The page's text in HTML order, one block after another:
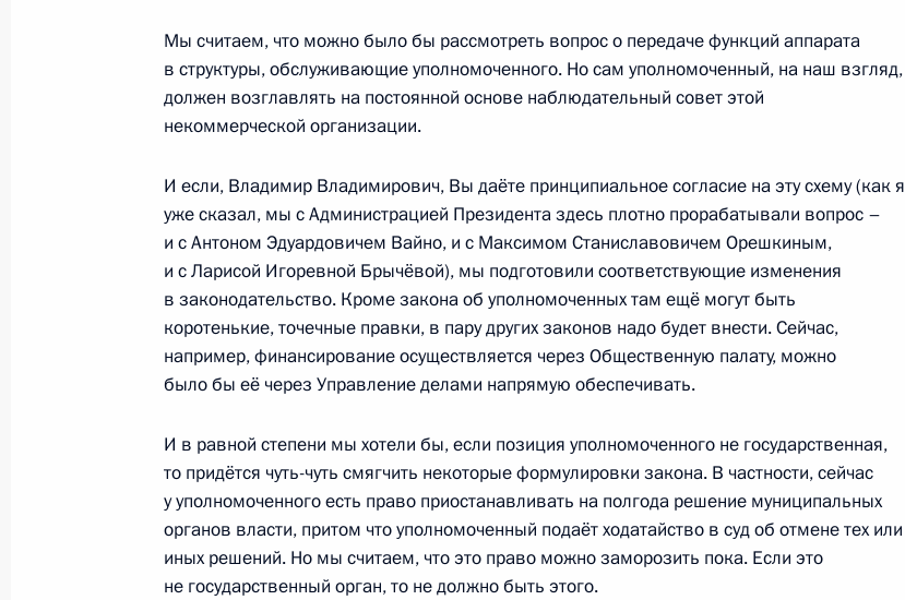
28 мая 2026 года, 19:50
российско-казахстанских переговоров
28 мая 2026 года, 12:30 Астана
Российско-казахстанские переговоры
28 мая 2026 года, 12:15 Астана
Видеообращение к участникам Международного форума
по безопасности
28 мая 2026 года, 10:00
Мы считаем, что можно было бы рассмотреть вопрос о передаче функций аппарата
в структуры, обслуживающие уполномоченного. Но сам уполномоченный, на наш взгляд,
должен возглавлять на постоянной основе наблюдательный совет этой
некоммерческой организации.
И если, Владимир Владимирович, Вы даёте принципиальное согласие на эту схему (как я
уже сказал, мы с Администрацией Президента здесь плотно прорабатывали вопрос –
и с Антоном Эдуардовичем Вайно, и с Максимом Станиславовичем Орешкиным,
и с Ларисой Игоревной Брычёвой), мы подготовили соответствующие изменения
в законодательство. Кроме закона об уполномоченных там ещё могут быть
коротенькие, точечные правки, в пару других законов надо будет внести. Сейчас,
например, финансирование осуществляется через Общественную палату, можно
было бы её через Управление делами напрямую обеспечивать.
И в равной степени мы хотели бы, если позиция уполномоченного не государственная,
то придётся чуть-чуть смягчить некоторые формулировки закона. В частности, сейчас
у уполномоченного есть право приостанавливать на полгода решение муниципальных
органов власти, притом что уполномоченный подаёт ходатайство в суд об отмене тех или
иных решений. Но мы считаем, что это право можно заморозить пока. Если это
не государственный орган, то не должно быть этого.